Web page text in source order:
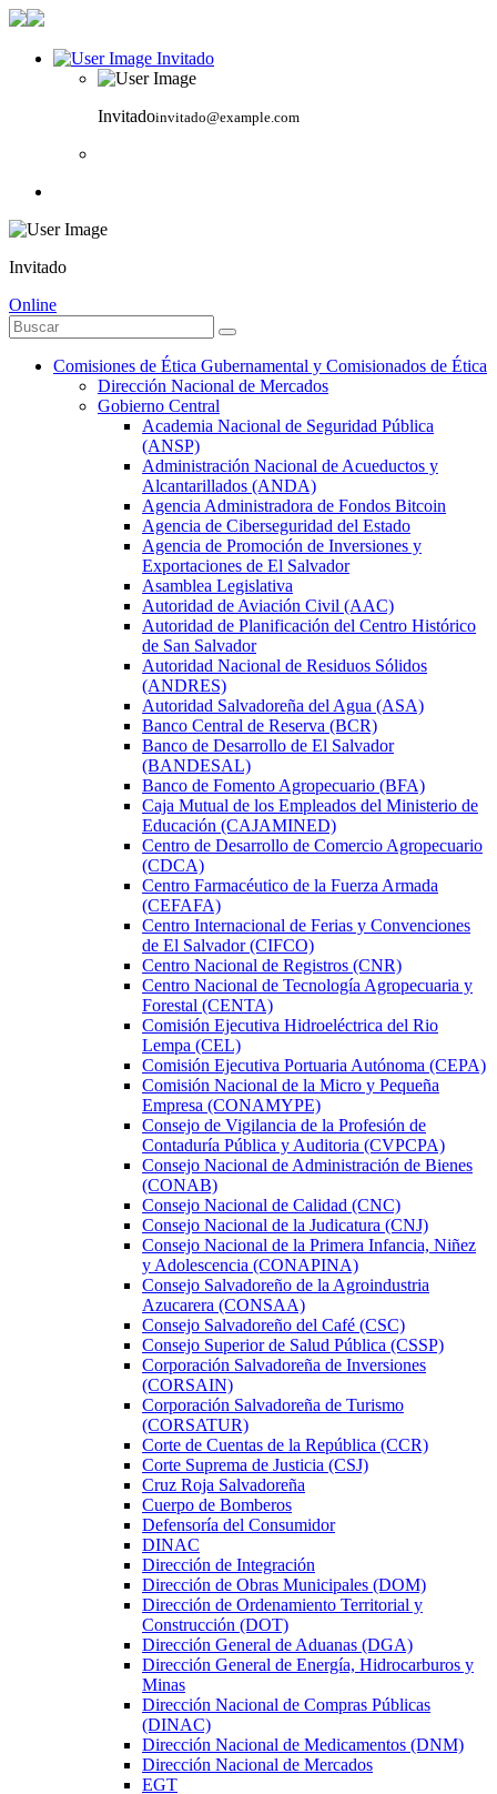
Invitado
Invitadoinvitado@example.com
Invitado
Online
Comisiones de Ética Gubernamental y Comisionados de Ética
Dirección Nacional de Mercados
Gobierno Central
Academia Nacional de Seguridad Pública
(ANSP)
Administración Nacional de Acueductos y
Alcantarillados (ANDA)
Agencia Administradora de Fondos Bitcoin
Agencia de Ciberseguridad del Estado
Agencia de Promoción de Inversiones y
Exportaciones de El Salvador
Asamblea Legislativa
Autoridad de Aviación Civil (AAC)
Autoridad de Planificación del Centro Histórico
de San Salvador
Autoridad Nacional de Residuos Sólidos
(ANDRES)
Autoridad Salvadoreña del Agua (ASA)
Banco Central de Reserva (BCR)
Banco de Desarrollo de El Salvador
(BANDESAL)
Banco de Fomento Agropecuario (BFA)
Caja Mutual de los Empleados del Ministerio de
Educación (CAJAMINED)
Centro de Desarrollo de Comercio Agropecuario
(CDCA)
Centro Farmacéutico de la Fuerza Armada
(CEFAFA)
Centro Internacional de Ferias y Convenciones
de El Salvador (CIFCO)
Centro Nacional de Registros (CNR)
Centro Nacional de Tecnología Agropecuaria y
Forestal (CENTA)
Comisión Ejecutiva Hidroeléctrica del Rio
Lempa (CEL)
Comisión Ejecutiva Portuaria Autónoma (CEPA)
Comisión Nacional de la Micro y Pequeña
Empresa (CONAMYPE)
Consejo de Vigilancia de la Profesión de
Contaduría Pública y Auditoria (CVPCPA)
Consejo Nacional de Administración de Bienes
(CONAB)
Consejo Nacional de Calidad (CNC)
Consejo Nacional de la Judicatura (CNJ)
Consejo Nacional de la Primera Infancia, Niñez
y Adolescencia (CONAPINA)
Consejo Salvadoreño de la Agroindustria
Azucarera (CONSAA)
Consejo Salvadoreño del Café (CSC)
Consejo Superior de Salud Pública (CSSP)
Corporación Salvadoreña de Inversiones
(CORSAIN)
Corporación Salvadoreña de Turismo
(CORSATUR)
Corte de Cuentas de la República (CCR)
Corte Suprema de Justicia (CSJ)
Cruz Roja Salvadoreña
Cuerpo de Bomberos
Defensoría del Consumidor
DINAC
Dirección de Integración
Dirección de Obras Municipales (DOM)
Dirección de Ordenamiento Territorial y
Construcción (DOT)
Dirección General de Aduanas (DGA)
Dirección General de Energía, Hidrocarburos y
Minas
Dirección Nacional de Compras Públicas
(DINAC)
Dirección Nacional de Medicamentos (DNM)
Dirección Nacional de Mercados
EGT